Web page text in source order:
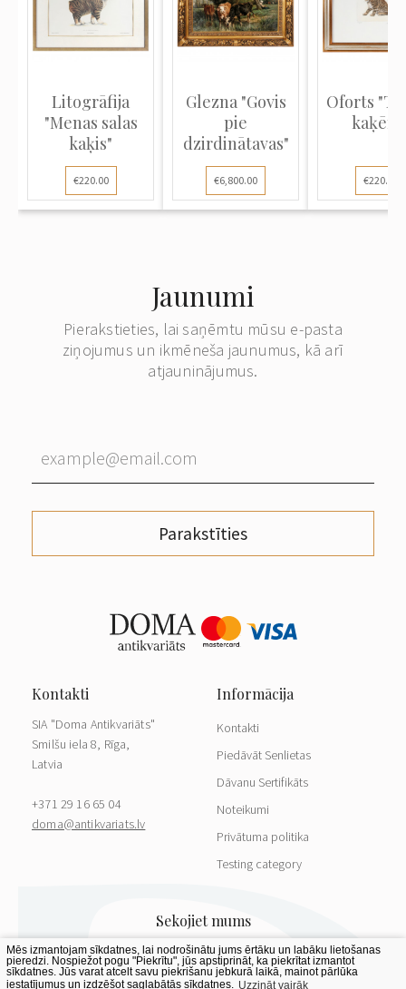
Litogrāfija
"Menas salas
kaķis"
€220.00
Glezna "Govis
pie
dzirdinātavas"
€6,800.00
Oforts
€220.00
Jaunumi
Pierakstieties, lai saņēmtu mūsu e-pasta
ziņojumus un ikmēneša jaunumus, kā arī
atjauninājumus.
Parakstīties
SIA "Doma Antikvariāts"
Smilšu iela 8, Rīga,
Latvia
+371 29 16 65 04
doma@antikvariats.lv
Kontakti
Piedāvāt Senlietas
Dāvanu Sertifikāts
Noteikumi
Privātuma politika
Testing category
Mēs izmantojam sīkdatnes, lai nodrošinātu jums ērtāku un labāku lietošanas
pieredzi. Nospiežot pogu "Piekrītu", jūs apstiprināt, ka piekrītat izmantot
sīkdatnes. Jūs varat atcelt savu piekrišanu jebkurā laikā, mainot pārlūka
iestatījumus un izdzēšot saglabātās sīkdatnes. Uzzināt vairāk